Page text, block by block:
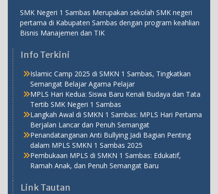
SMK Negeri 1 Sambas Merupakan sekolah SMK negeri
pertama di Kabupaten Sambas dengan program keahlian
Bisnis Manajemen dan TIK
Info Terkini
Islamic Camp 2025 di SMKN 1 Sambas, Tingkatkan
Semangat Belajar Agama Pelajar
MPLS Hari Kedua: Siswa Baru Kenali Budaya dan Tata
Tertib SMK Negeri 1 Sambas
Langkah Awal di SMKN 1 Sambas: MPLS Hari Pertama
Berjalan Lancar dan Penuh Semangat
Penandatanganan Anti Bullying Jadi Bagian Penting
dalam MPLS SMKN 1 Sambas 2025
Pembukaan MPLS di SMKN 1 Sambas: Edukatif,
Ramah Anak, dan Penuh Semangat Baru
Link Tautan